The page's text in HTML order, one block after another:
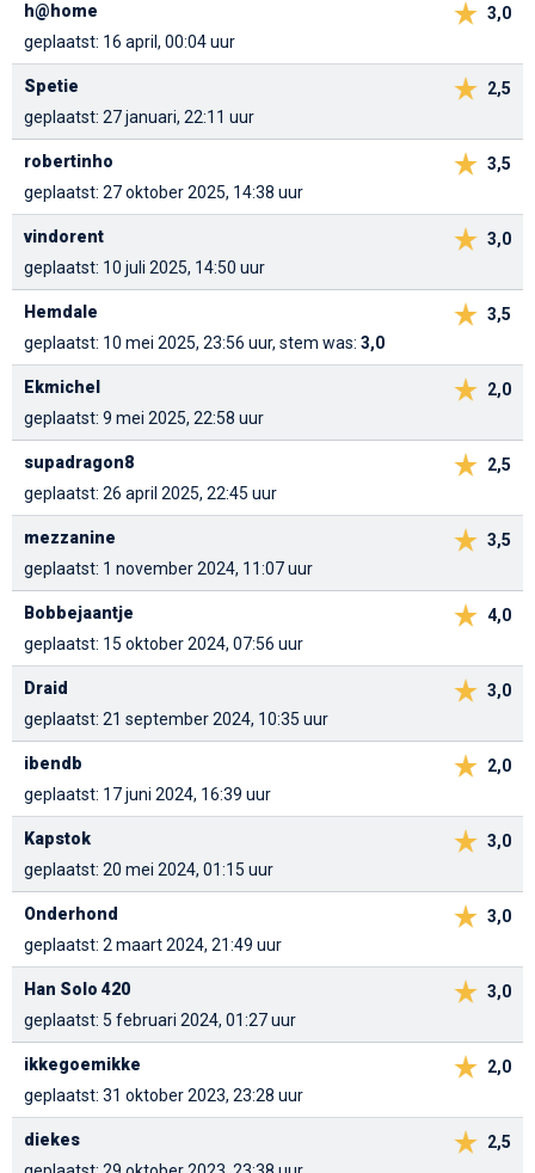
3,0
h@home
geplaatst: 16 april, 00:04 uur
2,5
Spetie
geplaatst: 27 januari, 22:11 uur
3,5
robertinho
geplaatst: 27 oktober 2025, 14:38 uur
3,0
vindorent
geplaatst: 10 juli 2025, 14:50 uur
3,5
Hemdale
geplaatst: 10 mei 2025, 23:56 uur, stem was: 3,0
2,0
Ekmichel
geplaatst: 9 mei 2025, 22:58 uur
2,5
supadragon8
geplaatst: 26 april 2025, 22:45 uur
3,5
mezzanine
geplaatst: 1 november 2024, 11:07 uur
4,0
Bobbejaantje
geplaatst: 15 oktober 2024, 07:56 uur
3,0
Draid
geplaatst: 21 september 2024, 10:35 uur
2,0
ibendb
geplaatst: 17 juni 2024, 16:39 uur
3,0
Kapstok
geplaatst: 20 mei 2024, 01:15 uur
3,0
Onderhond
geplaatst: 2 maart 2024, 21:49 uur
3,0
Han Solo 420
geplaatst: 5 februari 2024, 01:27 uur
2,0
ikkegoemikke
geplaatst: 31 oktober 2023, 23:28 uur
2,5
diekes